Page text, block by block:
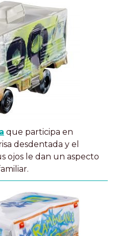
que participa en
desdentada y el
ojos le dan un aspecto